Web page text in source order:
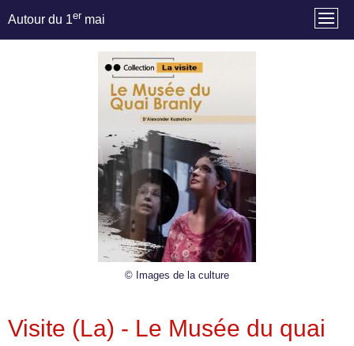
Autour du 1er mai
© Images de la culture
Visite (La) - Le Musée du quai